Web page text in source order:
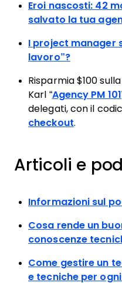
Eroi nascosti: 42
salvato la tua
I project manager
lavoro”?
Risparmia $100
Karl “Agency PM 101
delegati, con il
checkout.
Articoli e
Informazioni sul
Cosa rende un
conoscenze
Come gestire un
e tecniche per